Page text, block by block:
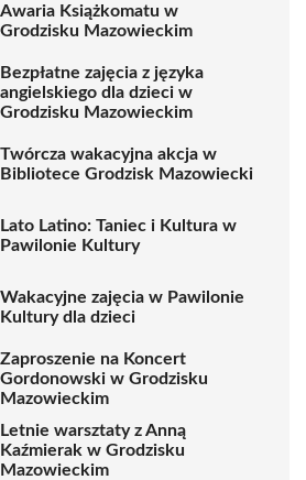
Awaria Książkomatu w
Grodzisku Mazowieckim
Bezpłatne zajęcia z języka
angielskiego dla dzieci w
Grodzisku Mazowieckim
Twórcza wakacyjna akcja w
Bibliotece Grodzisk Mazowiecki
Lato Latino: Taniec i Kultura w
Pawilonie Kultury
Wakacyjne zajęcia w Pawilonie
Kultury dla dzieci
Zaproszenie na Koncert
Gordonowski w Grodzisku
Mazowieckim
Letnie warsztaty z Anną
Kaźmierak w Grodzisku
Mazowieckim